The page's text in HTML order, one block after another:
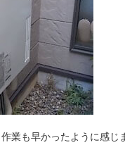
業も早かったように感じ